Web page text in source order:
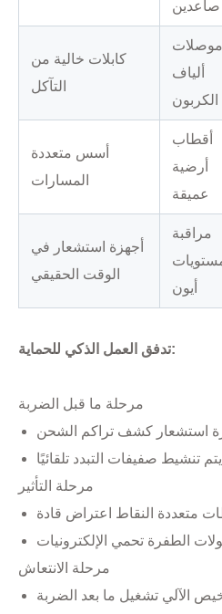
صاعدين
كابلات خالية من
التآكل
موصلات
ألياف
الكربون
أسس متعددة
المسارات
أقطاب
أرضية
عميقة
أجهزة استشعار في
الوقت الحقيقي
مراقبة
أيون
تدفق العمل الذكي للحماية:
مرحلة ما قبل الضربة
استشعار كشف تراكم الشحن
يتم تنشيط صفيفات التبدد تلقائيًا
مرحلة التأثير
متعددة النقاط اعتراض قادة
الطفرة تحمي الإلكترونيات
مرحلة الانتعاش
الآلي تشغيل ما بعد الضربة